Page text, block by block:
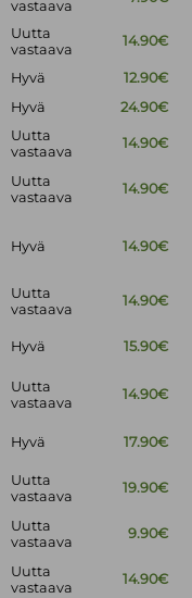
vastaava
Uutta
vastaava
14.90€
Hyvä
12.90€
Hyvä 24.90€
Uutta
vastaava
14.90€
Uutta
vastaava
14.90€
Hyvä 14.90€
Uutta
vastaava
14.90€
Hyvä 15.90€
Uutta
vastaava
14.90€
Hyvä 17.90€
Uutta
vastaava
19.90€
Uutta
vastaava
9.90€
Uutta
vastaava
14.90€